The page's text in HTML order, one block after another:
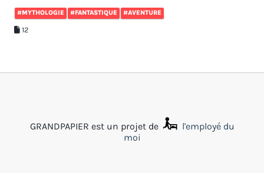
#MYTHOLOGIE #FANTASTIQUE #AVENTURE
12
GRANDPAPIER est un projet de
l'employé du
moi